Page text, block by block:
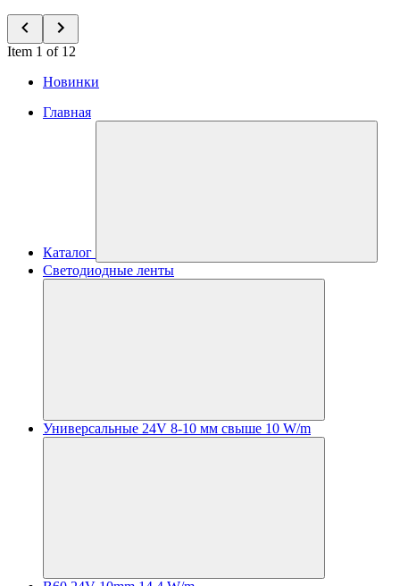
Item 1 of 12
Новинки
Главная
Каталог
Светодиодные ленты
Универсальные 24V 8-10 мм свыше 10 W/m